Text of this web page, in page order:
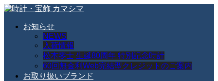
お知らせ
NEWS
入荷情報
松本零士 生誕80周年 特別記念時計
60回無金利Web完結型クレジットのご案内
お取り扱いブランド